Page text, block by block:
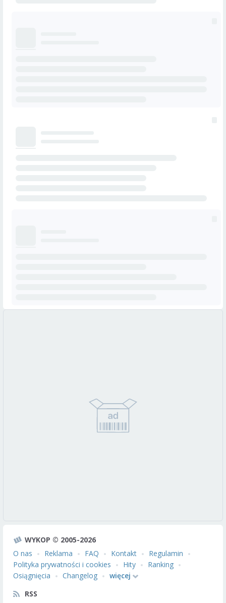
WYKOP © 2005-2026
O nas
Reklama FAQ Kontakt
Regulamin
Polityka prywatności i cookies
Hity
Ranking
Osiągnięcia
Changelog
więcej
RSS